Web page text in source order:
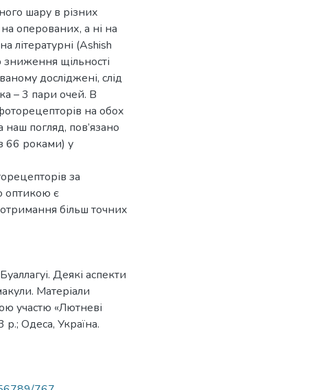
шару в різних
на оперованих, а ні на
літературні (Ashish
щільності
досліджені, слід
– 3 пари очей. В
на обох
погляд, пов’язано
66 роками) у
за
оптикою є
більш точних
Деякі аспекти
Матеріали
участю «Лютневі
р.; Одеса, Україна.